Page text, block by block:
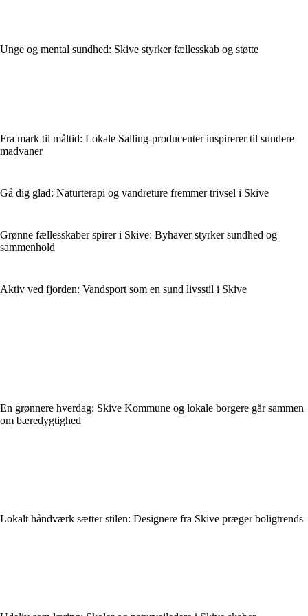
Unge og mental sundhed: Skive styrker fællesskab og støtte
Fra mark til måltid: Lokale Salling-producenter inspirerer til sundere
madvaner
Gå dig glad: Naturterapi og vandreture fremmer trivsel i Skive
Grønne fællesskaber spirer i Skive: Byhaver styrker sundhed og
sammenhold
Aktiv ved fjorden: Vandsport som en sund livsstil i Skive
En grønnere hverdag: Skive Kommune og lokale borgere går sammen
om bæredygtighed
Lokalt håndværk sætter stilen: Designere fra Skive præger boligtrends